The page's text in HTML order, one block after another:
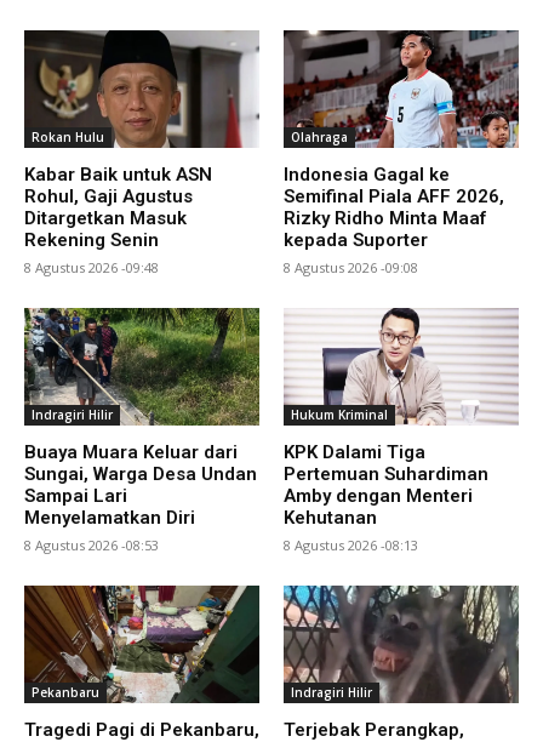
Rokan Hulu
Kabar Baik untuk ASN
Rohul, Gaji Agustus
Ditargetkan Masuk
Rekening Senin
8 Agustus 2026 -09:48
Olahraga
Indonesia Gagal ke
Semifinal Piala AFF 2026,
Rizky Ridho Minta Maaf
kepada Suporter
8 Agustus 2026 -09:08
Indragiri Hilir
Buaya Muara Keluar dari
Sungai, Warga Desa Undan
Sampai Lari
Menyelamatkan Diri
8 Agustus 2026 -08:53
Hukum Kriminal
KPK Dalami Tiga
Pertemuan Suhardiman
Amby dengan Menteri
Kehutanan
8 Agustus 2026 -08:13
Pekanbaru
Tragedi Pagi di Pekanbaru,
Indragiri Hilir
Terjebak Perangkap,